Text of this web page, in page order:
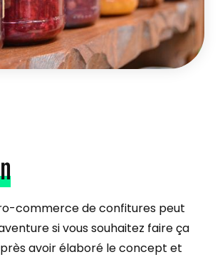
commerce de confitures peut
si vous souhaitez faire ça
avoir élaboré le concept et